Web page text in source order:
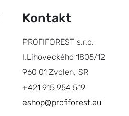
Kontakt
PROFIFOREST s.r.o.
I.Lihoveckého 1805/12
960 01 Zvolen, SR
+421 915 954 519
eshop@profiforest.eu